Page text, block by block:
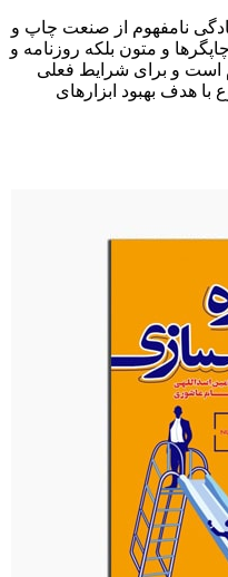
نامفهوم از صنعت چاپ و
و متون بلکه روزنامه و
است و برای شرایط فعلی
با هدف بهبود ابزارهای